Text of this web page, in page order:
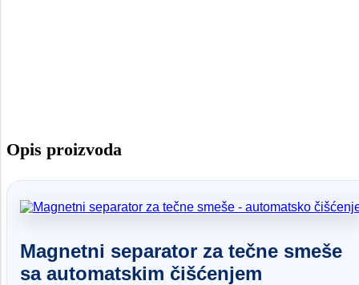
Opis proizvoda
Magnetni separator za tečne smeše
sa automatskim čišćenjem